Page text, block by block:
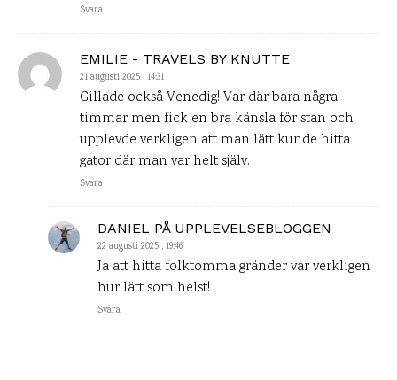
Svara
EMILIE - TRAVELS BY KNUTTE
21 augusti 2025 , 14:31
Gillade också Venedig! Var där bara några
timmar men fick en bra känsla för stan och
upplevde verkligen att man lätt kunde hitta
gator där man var helt själv.
Svara
DANIEL PÅ UPPLEVELSEBLOGGEN
22 augusti 2025 , 19:46
Ja att hitta folktomma gränder var verkligen
hur lätt som helst!
Svara